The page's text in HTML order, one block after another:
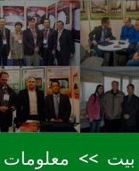
بيت معلومات